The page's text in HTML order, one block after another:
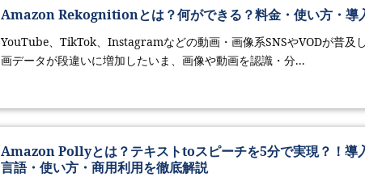
Amazon Rekognitionとは？何ができる？料金・使い方・導
YouTube、TikTok、Instagramなどの動画・画像系SNSやVODが普及
画データが段違いに増加したいま、画像や動画を認識・分...
Amazon Pollyとは？テキストtoスピーチを5分で実現？！導
言語・使い方・商用利用を徹底解説